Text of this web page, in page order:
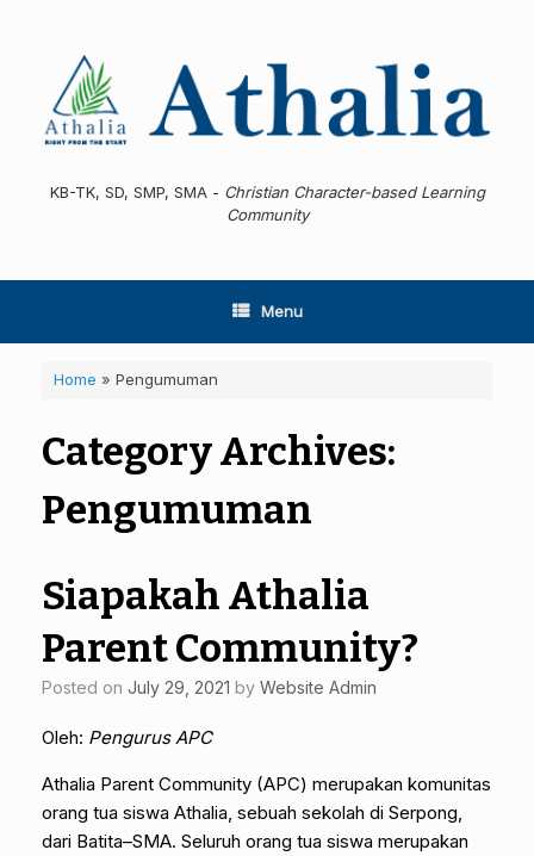
KB-TK, SD, SMP, SMA - Christian Character-based Learning
Community
Menu
Home » Pengumuman
Category Archives:
Pengumuman
Siapakah Athalia
Parent Community?
Posted on July 29, 2021 by Website Admin
Oleh: Pengurus APC
Athalia Parent Community (APC) merupakan komunitas
orang tua siswa Athalia, sebuah sekolah di Serpong,
dari Batita–SMA. Seluruh orang tua siswa merupakan